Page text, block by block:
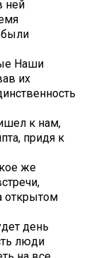
ней
были
Наши
их
к нам,
придя к
же
открытом
день
люди